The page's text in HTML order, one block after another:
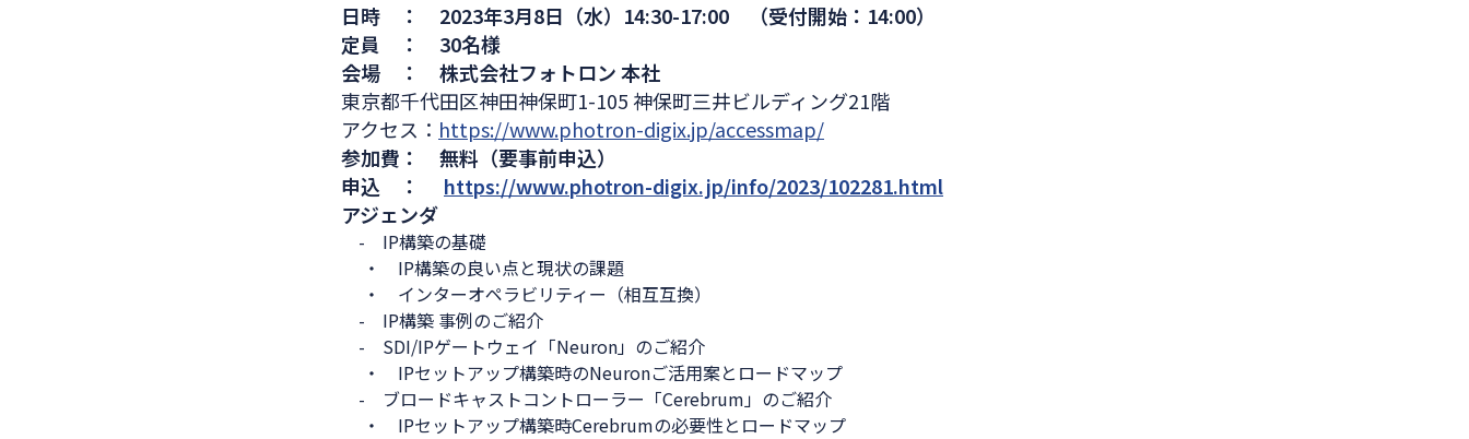
日時 ： 2023年3月8日（水）14:30-17:00 （受付開始：14:00）
定員 ： 30名様
会場 ： 株式会社フォトロン 本社
東京都千代田区神田神保町1-105 神保町三井ビルディング21階
アクセス： https://www.photron-digix.jp/accessmap/
参加費： 無料（要事前申込）
申込 ： https://www.photron-digix.jp/info/2023/102281.html
アジェンダ
- IP構築の基礎
・ IP構築の良い点と現状の課題
・ インターオペラビリティー（相互互換）
- IP構築 事例のご紹介
- SDI/IPゲートウェイ「Neuron」のご紹介
・ IPセットアップ構築時のNeuronご活用案とロードマップ
- ブロードキャストコントローラー「Cerebrum」のご紹介
・ IPセットアップ構築時Cerebrumの必要性とロードマップ